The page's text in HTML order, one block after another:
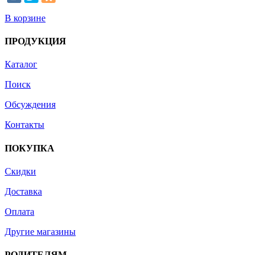
В корзине
ПРОДУКЦИЯ
Каталог
Поиск
Обсуждения
Контакты
ПОКУПКА
Скидки
Доставка
Оплата
Другие магазины